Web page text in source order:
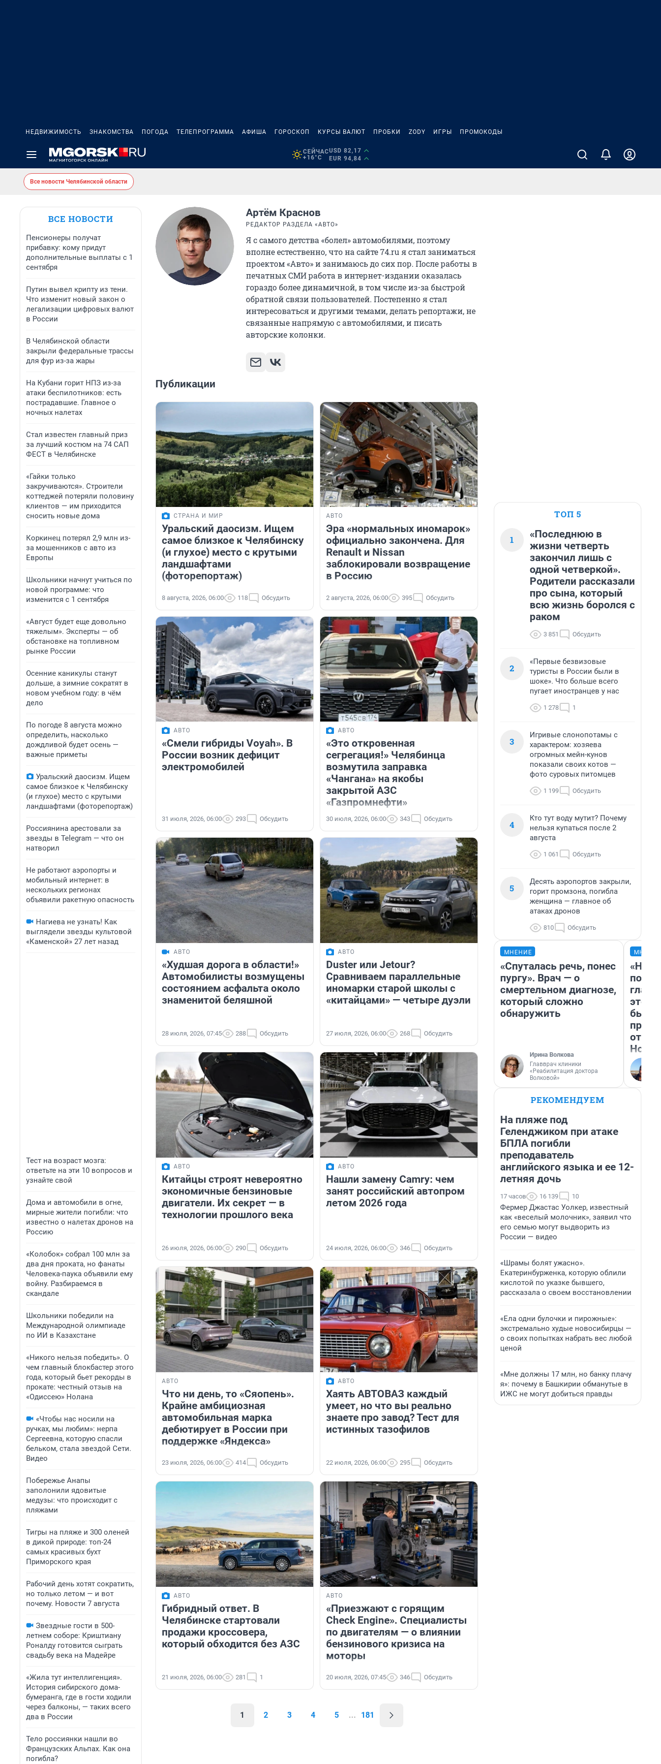
НЕДВИЖИМОСТЬ ЗНАКОМСТВА ПОГОДА ТЕЛЕПРОГРАММА АФИША ГОРОСКОП КУРСЫ ВАЛЮТ ПРОБКИ ZODY ИГРЫ ПРОМОКОДЫ
СЕЙЧАС
+16°C
USD 82,17
EUR 94,84
Все новости Челябинской области
ВСЕ НОВОСТИ
Пенсионеры получат
прибавку: кому придут
дополнительные выплаты с 1
сентября
Путин вывел крипту из тени.
Что изменит новый закон о
легализации цифровых валют
в России
В Челябинской области
закрыли федеральные трассы
для фур из-за жары
На Кубани горит НПЗ из-за
атаки беспилотников: есть
пострадавшие. Главное о
ночных налетах
Стал известен главный приз
за лучший костюм на 74 САП
ФЕСТ в Челябинске
«Гайки только
закручиваются». Строители
коттеджей потеряли половину
клиентов — им приходится
сносить новые дома
Коркинец потерял 2,9 млн из-
за мошенников с авто из
Европы
Школьники начнут учиться по
новой программе: что
изменится с 1 сентября
«Август будет еще довольно
тяжелым». Эксперты — об
обстановке на топливном
рынке России
Осенние каникулы станут
дольше, а зимние сократят в
новом учебном году: в чём
дело
По погоде 8 августа можно
определить, насколько
дождливой будет осень —
важные приметы
Уральский даосизм. Ищем
самое близкое к Челябинску
(и глухое) место с крутыми
ландшафтами (фоторепортаж)
Россиянина арестовали за
звезды в Telegram — что он
натворил
Не работают аэропорты и
мобильный интернет: в
нескольких регионах
объявили ракетную опасность
Нагиева не узнать! Как
выглядели звезды культовой
«Каменской» 27 лет назад
Тест на возраст мозга:
ответьте на эти 10 вопросов и
узнайте свой
Дома и автомобили в огне,
мирные жители погибли: что
известно о налетах дронов на
Россию
«Колобок» собрал 100 млн за
два дня проката, но фанаты
Человека-паука объявили ему
войну. Разбираемся в
скандале
Школьники победили на
Международной олимпиаде
по ИИ в Казахстане
«Никого нельзя победить». О
чем главный блокбастер этого
года, который бьет рекорды в
прокате: честный отзыв на
«Одиссею» Нолана
«Чтобы нас носили на
ручках, мы любим»: нерпа
Сергеевна, которую спасли
бельком, стала звездой Сети.
Видео
Побережье Анапы
заполонили ядовитые
медузы: что происходит с
пляжами
Тигры на пляже и 300 оленей
в дикой природе: топ-24
самых красивых бухт
Приморского края
Рабочий день хотят сократить,
но только летом — и вот
почему. Новости 7 августа
Звездные гости в 500-
летнем соборе: Криштиану
Роналду готовится сыграть
свадьбу века на Мадейре
«Жила тут интеллигенция».
История сибирского дома-
бумеранга, где в гости ходили
через балконы, — таких всего
два в России
Тело россиянки нашли во
Французских Альпах. Как она
погибла?
Артём Краснов
РЕДАКТОР РАЗДЕЛА «АВТО»
Я с самого детства «болел» автомобилями, поэтому
вполне естественно, что на сайте 74.ru я стал заниматься
проектом «Авто» и занимаюсь до сих пор. После работы в
печатных СМИ работа в интернет-издании оказалась
гораздо более динамичной, в том числе из-за быстрой
обратной связи пользователей. Постепенно я стал
интересоваться и другими темами, делать репортажи, не
связанные напрямую с автомобилями, и писать
авторские колонки.
Публикации
СТРАНА И МИР
Уральский даосизм. Ищем
самое близкое к Челябинску
(и глухое) место с крутыми
ландшафтами
(фоторепортаж)
8 августа, 2026, 06:00 118 Обсудить
АВТО
Эра «нормальных иномарок»
официально закончена. Для
Renault и Nissan
заблокировали возвращение
в Россию
2 августа, 2026, 06:00 395 Обсудить
АВТО
«Смели гибриды Voyah». В
России возник дефицит
электромобилей
31 июля, 2026, 06:00 293 Обсудить
АВТО
«Это откровенная
сегрегация!» Челябинца
возмутила заправка
«Чангана» на якобы
закрытой АЗС
«Газпромнефти»
30 июля, 2026, 06:00 343 Обсудить
АВТО
«Худшая дорога в области!»
Автомобилисты возмущены
состоянием асфальта около
знаменитой беляшной
28 июля, 2026, 07:45 288 Обсудить
АВТО
Duster или Jetour?
Сравниваем параллельные
иномарки старой школы с
«китайцами» — четыре дуэли
27 июля, 2026, 06:00 268 Обсудить
АВТО
Китайцы строят невероятно
экономичные бензиновые
двигатели. Их секрет — в
технологии прошлого века
26 июля, 2026, 06:00 290 Обсудить
АВТО
Нашли замену Camry: чем
занят российский автопром
летом 2026 года
24 июля, 2026, 06:00 346 Обсудить
АВТО
Что ни день, то «Сяопень».
Крайне амбициозная
автомобильная марка
дебютирует в России при
поддержке «Яндекса»
23 июля, 2026, 06:00 414 Обсудить
АВТО
Хаять АВТОВАЗ каждый
умеет, но что вы реально
знаете про завод? Тест для
истинных тазофилов
22 июля, 2026, 06:00 295 Обсудить
АВТО
Гибридный ответ. В
Челябинске стартовали
продажи кроссовера,
который обходится без АЗС
21 июля, 2026, 06:00 281 1
АВТО
«Приезжают с горящим
Check Engine». Специалисты
по двигателям — о влиянии
бензинового кризиса на
моторы
20 июля, 2026, 07:45 346 Обсудить
1 2 3 4 5 ... 181
ТОП 5
1
«Последнюю в
жизни четверть
закончил лишь с
одной четверкой».
Родители рассказали
про сына, который
всю жизнь боролся с
раком
3 851 Обсудить
2
«Первые безвизовые
туристы в России были в
шоке». Что больше всего
пугает иностранцев у нас
1 278 1
3
Игривые слонопотамы с
характером: хозяева
огромных мейн-кунов
показали своих котов —
фото суровых питомцев
1 199 Обсудить
4
Кто тут воду мутит? Почему
нельзя купаться после 2
августа
1 061 Обсудить
5
Десять аэропортов закрыли,
горит промзона, погибла
женщина — главное об
атаках дронов
810 Обсудить
МНЕНИЕ
«Спуталась речь, понес
пургу». Врач — о
смертельном диагнозе,
который сложно
обнаружить
Ирина Волкова
Главврач клиники
«Реабилитация доктора
Волковой»
этого
бьет
РЕКОМЕНДУЕМ
На пляже под
Геленджиком при атаке
БПЛА погибли
преподаватель
английского языка и ее 12-
летняя дочь
17 часов 16 139 10
Фермер Джастас Уолкер, известный
как «веселый молочник», заявил что
его семью могут выдворить из
России — видео
«Шрамы болят ужасно».
Екатеринбурженка, которую облили
кислотой по указке бывшего,
рассказала о своем восстановлении
«Ела одни булочки и пирожные»:
экстремально худые новосибирцы —
о своих попытках набрать вес любой
ценой
«Мне должны 17 млн, но банку плачу
я»: почему в Башкирии обманутые в
ИЖС не могут добиться правды